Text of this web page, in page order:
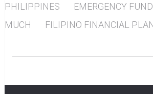
PHILIPPINES
EMERGENCY
MUCH
FILIPINO FINANCIAL